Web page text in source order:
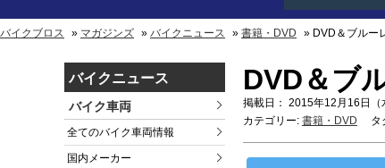
バイクブロス マガジンズ バイクニュース 書籍・DVD DVD＆ブルー
バイクニュース
バイク車両
全てのバイク車両情報
国内メーカー
DVD＆ブ
掲載日： 2015年12月16日（
カテゴリー: 書籍・DVD タ